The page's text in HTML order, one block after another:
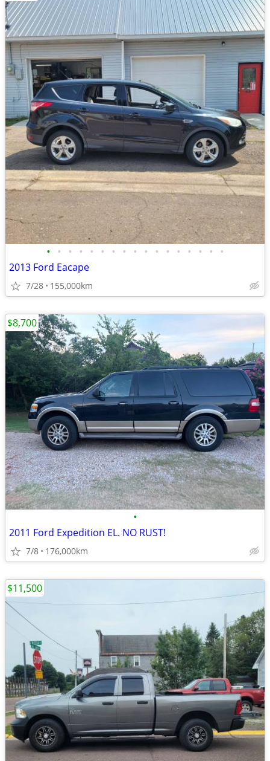
• • • • • • • • • • • • • • • • •
2013 Ford Eacape
7/28 155,000km
•
2011 Ford Expedition EL. NO RUST!
7/8 176,000km
$8,700
$11,500